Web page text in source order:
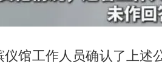
仪馆工作人员确认了上述